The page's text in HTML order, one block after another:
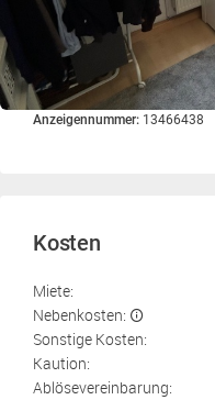
Anzeigennummer: 13466438
Kosten
Miete:
Nebenkosten:
Sonstige Kosten:
Kaution:
Ablösevereinbarung: